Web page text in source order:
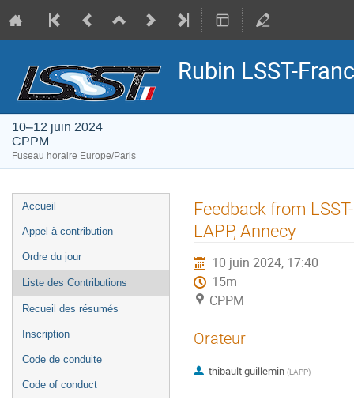
Rubin LSST-
10–12 juin 2024
CPPM
Fuseau horaire Europe/Paris
Menu
de
Accueil
Appel à contribution
Ordre du jour
Liste des Contributions
Recueil des résumés
Inscription
Code de conduite
Code of conduct
Feedback from
LAPP, Annecy
10 juin 2024, 17:40
15m
CPPM
Orateur
thibault guillemin (LAPP)